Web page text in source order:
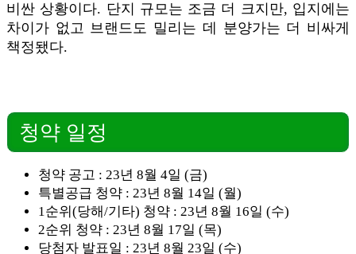
비싼 상황이다. 단지 규모는 조금 더 크지만, 입지에는
차이가 없고 브랜드도 밀리는 데 분양가는 더 비싸게
책정됐다.
청약 일정
청약 공고 : 23년 8월 4일 (금)
특별공급 청약 : 23년 8월 14일 (월)
1순위(당해/기타) 청약 : 23년 8월 16일 (수)
2순위 청약 : 23년 8월 17일 (목)
당첨자 발표일 : 23년 8월 23일 (수)